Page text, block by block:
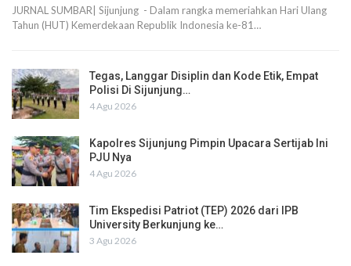
JURNAL SUMBAR| Sijunjung - Dalam rangka memeriahkan Hari Ulang
Tahun (HUT) Kemerdekaan Republik Indonesia ke-81…
Tegas, Langgar Disiplin dan Kode Etik, Empat
Polisi Di Sijunjung…
4 Agu 2026
Kapolres Sijunjung Pimpin Upacara Sertijab Ini
PJU Nya
4 Agu 2026
Tim Ekspedisi Patriot (TEP) 2026 dari IPB
University Berkunjung ke…
3 Agu 2026